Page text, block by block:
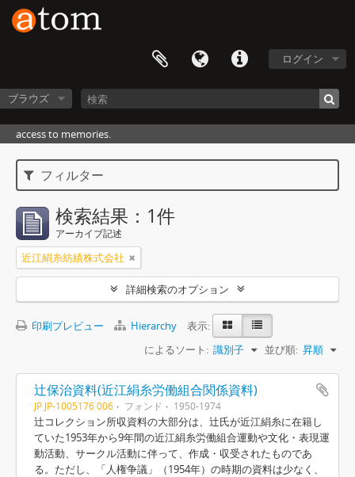
ログイン
ブラウズ
access to memories.
フィルター
検索結果：1件
アーカイブ記述
近江絹糸紡績株式会社
詳細検索のオプション
印刷プレビュー Hierarchy
表示:
によるソート: 識別子 並び順: 昇順
辻保治資料(近江絹糸労働組合関係資料)
JP JP-1005176 006 フォンド 1950-1974
辻コレクション所収資料の大部分は、辻氏が近江絹糸に在籍し
ていた1953年から9年間の近江絹糸労働組合運動や文化・表現運
動活動、サークル活動に伴って、作成・収受されたものであ
る。ただし、「人権争議」（1954年）の時期の資料は少なく、